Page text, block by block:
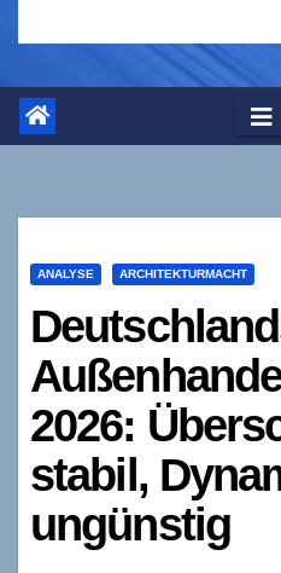
ANALYSE ARCHITEKTURMACHT
2026:
stabil,
ungünstig